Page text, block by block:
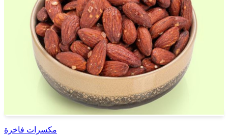
مكسرات فاخرة